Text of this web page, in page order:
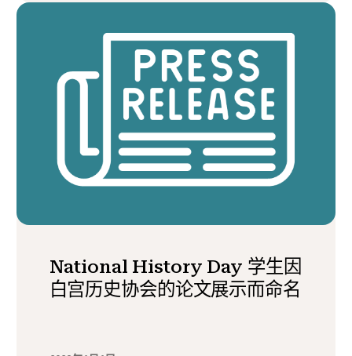
National History Day 学生因
白宫历史协会的论文展示而命名